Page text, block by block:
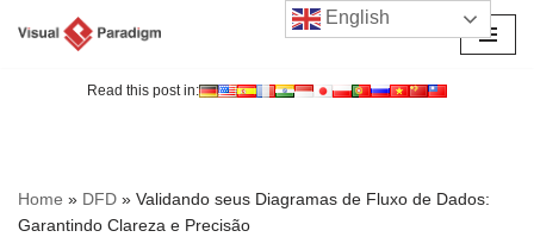
Read this post in:
Home » DFD » Validando seus Diagramas de Fluxo de Dados:
Garantindo Clareza e Precisão
English